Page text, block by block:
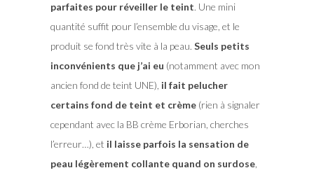
parfaites pour réveiller le teint. Une mini
quantité suffit pour l’ensemble du visage, et le
produit se fond très vite à la peau. Seuls petits
inconvénients que j’ai eu (notamment avec mon
ancien fond de teint UNE), il fait pelucher
certains fond de teint et crème(rien à signaler
cependant avec la BB crème Erborian, cherches
l’erreur…), et il laisse parfois la sensation de
peau légèrement collante quand on surdose,